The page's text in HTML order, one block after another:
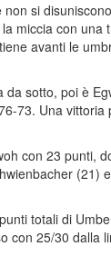
si
miccia con una
avanti le
sotto, poi è
73. Una
con 23 punti,
(21)
totali di
con 25/30 dalla